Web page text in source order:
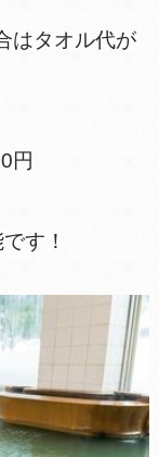
はタオル代が
円
す！